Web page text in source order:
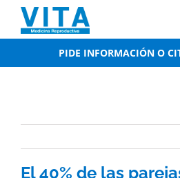
content
PIDE INFORMACIÓN O
El 40% de las